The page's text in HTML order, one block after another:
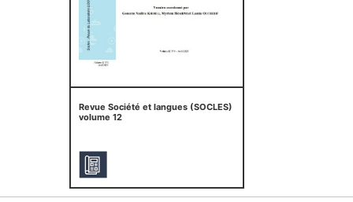
Revue Société et langues (SOCLES)
volume 12